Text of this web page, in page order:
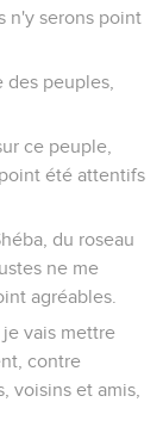
n'y serons point
peuples,
ce peuple,
été attentifs
du roseau
ne me
agréables.
vais mettre
contre
voisins et amis,